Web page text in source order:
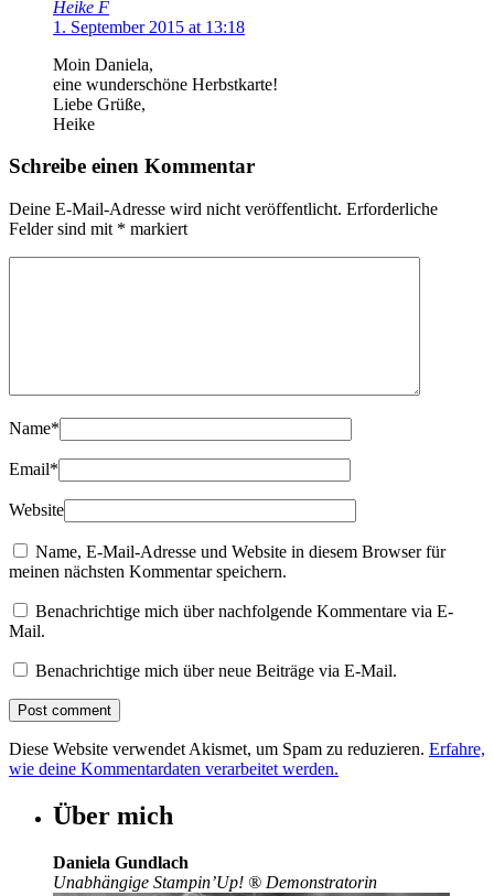
Heike F
1. September 2015 at 13:18
Moin Daniela,
eine wunderschöne Herbstkarte!
Liebe Grüße,
Heike
Schreibe einen Kommentar
Deine E-Mail-Adresse wird nicht veröffentlicht. Erforderliche
Felder sind mit * markiert
Name*
Email*
Website
Name, E-Mail-Adresse und Website in diesem Browser für
meinen nächsten Kommentar speichern.
Benachrichtige mich über nachfolgende Kommentare via E-
Mail.
Benachrichtige mich über neue Beiträge via E-Mail.
Diese Website verwendet Akismet, um Spam zu reduzieren. Erfahre,
wie deine Kommentardaten verarbeitet werden.
Über mich
Daniela Gundlach
Unabhängige Stampin’Up! ® Demonstratorin